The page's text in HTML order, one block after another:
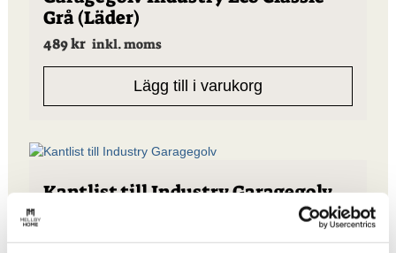
Grå (Läder)
489kr inkl. moms
Lägg till i varukorg
Kantlist till Industry Garagegolv